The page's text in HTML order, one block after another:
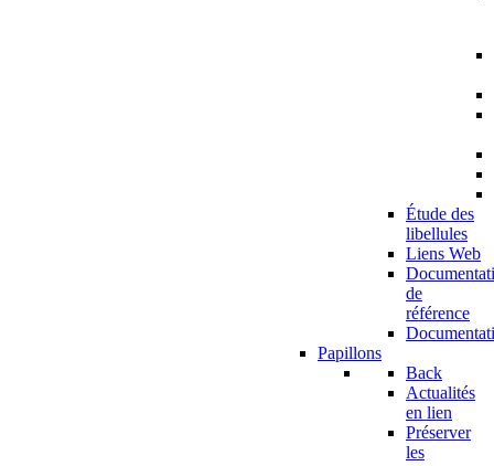
Étude des
libellules
Liens Web
de
référence
Papillons
Back
Actualités
en lien
Préserver
les